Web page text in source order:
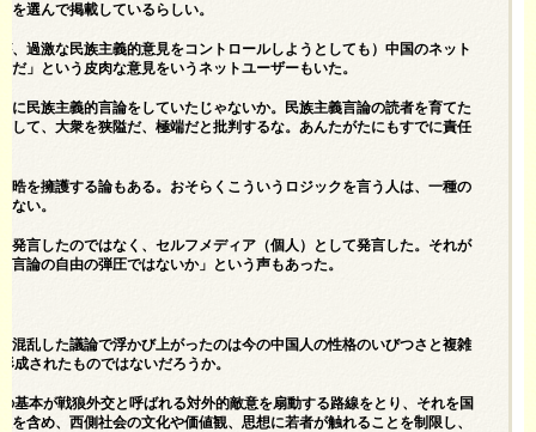
を選んで掲載しているらしい。
、過激な民族主義的意見をコントロールしようとしても）中国のネット
」という皮肉な意見をいうネットユーザーもいた。
に民族主義的言論をしていたじゃないか。民族主義言論の読者を育てた
して、大衆を狭隘だ、極端だと批判するな。あんたがたにもすでに責任
晧を擁護する論もある。おそらくこういうロジックを言う人は、一種の
ない。
発言したのではなく、セルフメディア（個人）として発言した。それが
論の自由の弾圧ではないか」という声もあった。
混乱した議論で浮かび上がったのは今の中国人の性格のいびつさと複雑
成されたものではないだろうか。
基本が戦狼外交と呼ばれる対外的敵意を扇動する路線をとり、それを国
含め、西側社会の文化や価値観、思想に若者が触れることを制限し、